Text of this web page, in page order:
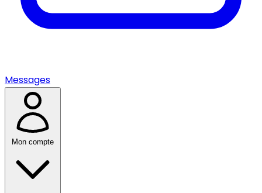
Messages
Mon compte